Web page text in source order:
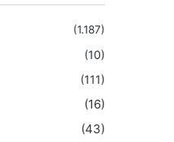
(1.187)
(10)
(111)
(16)
(43)